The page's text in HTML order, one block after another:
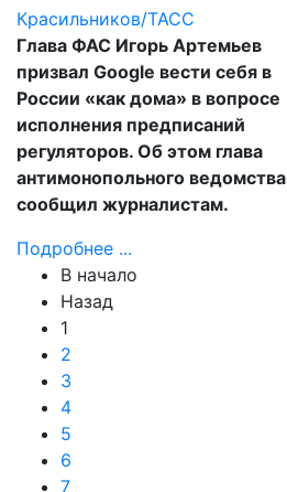
Глава ФАС Игорь Артемьев
призвал Google вести себя в
России «как дома» в вопросе
исполнения предписаний
регуляторов. Об этом глава
антимонопольного ведомства
сообщил журналистам.
Подробнее ...
В начало
Назад
1
2
3
4
5
6
7